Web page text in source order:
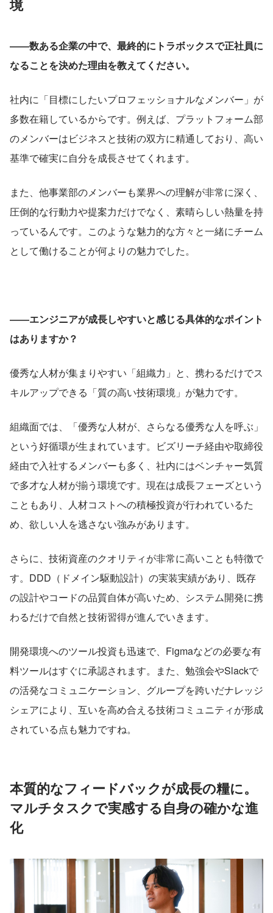
境
――数ある企業の中で、最終的にトラボックスで正社員に
なることを決めた理由を教えてください。
社内に「目標にしたいプロフェッショナルなメンバー」が
多数在籍しているからです。例えば、プラットフォーム部
のメンバーはビジネスと技術の双方に精通しており、高い
基準で確実に自分を成長させてくれます。
また、他事業部のメンバーも業界への理解が非常に深く、
圧倒的な行動力や提案力だけでなく、素晴らしい熱量を持
っているんです。このような魅力的な方々と一緒にチーム
として働けることが何よりの魅力でした。
――エンジニアが成長しやすいと感じる具体的なポイント
はありますか？
優秀な人材が集まりやすい「組織力」と、携わるだけでス
キルアップできる「質の高い技術環境」が魅力です。
組織面では、「優秀な人材が、さらなる優秀な人を呼ぶ」
という好循環が生まれています。ビズリーチ経由や取締役
経由で入社するメンバーも多く、社内にはベンチャー気質
で多才な人材が揃う環境です。現在は成長フェーズという
こともあり、人材コストへの積極投資が行われているた
め、欲しい人を逃さない強みがあります。
さらに、技術資産のクオリティが非常に高いことも特徴で
す。DDD（ドメイン駆動設計）の実装実績があり、既存
の設計やコードの品質自体が高いため、システム開発に携
わるだけで自然と技術習得が進んでいきます。
開発環境へのツール投資も迅速で、Figmaなどの必要な有
料ツールはすぐに承認されます。また、勉強会やSlackで
の活発なコミュニケーション、グループを跨いだナレッジ
シェアにより、互いを高め合える技術コミュニティが形成
されている点も魅力ですね。
本質的なフィードバックが成長の糧に。
マルチタスクで実感する自身の確かな進
化